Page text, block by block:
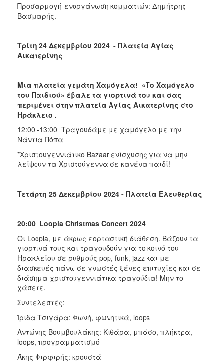
Προσαρμογή-ενοργάνωση κομματιών: Δημήτρης
Βασμαρής.
Τρίτη 24 Δεκεμβρίου 2024 - Πλατεία Αγίας
Αικατερίνης
Μια πλατεία γεμάτη Χαμόγελα! «Το Χαμόγελο
του Παιδιού» έβαλε τα γιορτινά του και σας
περιμένει στην πλατεία Αγίας Αικατερίνης στο
Ηράκλειο .
12:00 -13:00 Τραγουδάμε με χαμόγελο με την
Νάντια Πόπα
*Χριστουγεννιάτικο Bazaar ενίσχυσης για να μην
λείψουν τα Χριστούγεννα σε κανένα παιδί!
Τετάρτη 25 Δεκεμβρίου 2024 - Πλατεία Ελευθερίας
20:00 Loopia Christmas Concert 2024
Οι Loopia, με άκρως εορταστική διάθεση. Βάζουν τα
γιορτινά τους και τραγουδούν για το κοινό του
Ηρακλείου σε ρυθμούς pop, funk, jazz και με
διασκευές πάνω σε γνωστές ξένες επιτυχίες και σε
διάσημα χριστουγεννιάτικα τραγούδια! Μην το
χάσετε.
Συντελεστές:
Ίριδα Τσιγάρα: Φωνή, φωνητικά, loops
Αντώνης Βουμβουλάκης: Κιθάρα, μπάσο, πλήκτρα,
loops, προγραμματισμό
Άκης Φιρφιρής: κρουστά